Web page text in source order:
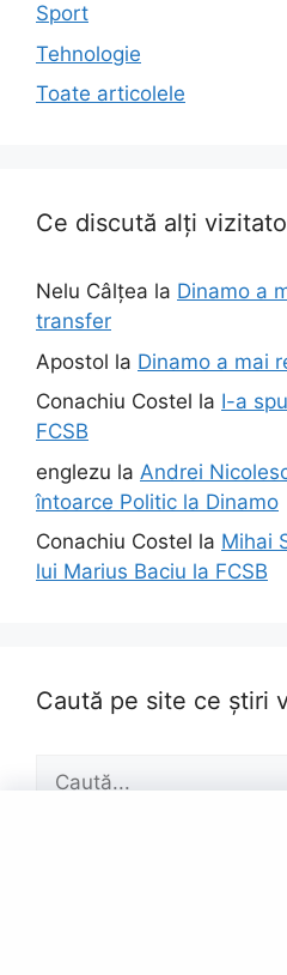
Sport
Tehnologie
Toate articolele
Ce discută alți
Nelu Câlțea la Dinamo a
transfer
Apostol la Dinamo a mai
Conachiu Costel la I-a
FCSB
englezu la Andrei
întoarce Politic la Dinamo
Conachiu Costel la Mihai
lui Marius Baciu la FCSB
Caută pe site ce știri
Caută
după: